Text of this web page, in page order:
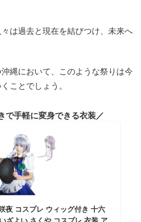
は過去と現在を結びつけ、未来へ
縄において、このような祭りは今
ことでしょう。
で手軽に変身できる衣装
夜 コスプレ ウィッグ付き 十六
ざよい さくや コスプレ 衣装 ア